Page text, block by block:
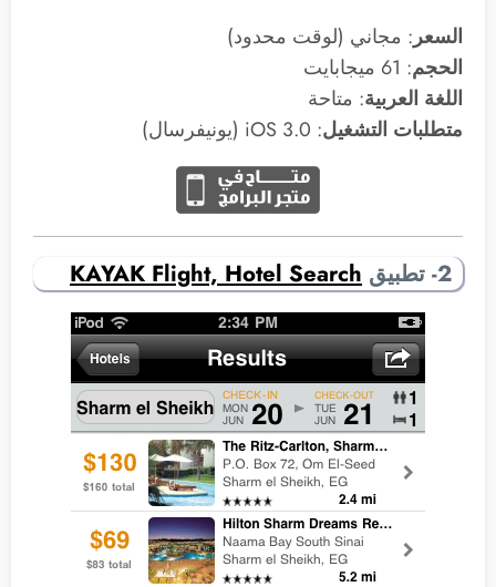
السعر: مجاني (لوقت محدود)
الحجم: 61 ميجابايت
اللغة العربية: متاحة
متطلبات التشغيل: 3.0 iOS (يونيفرسال)
2- تطبيق KAYAK Flight, Hotel Search